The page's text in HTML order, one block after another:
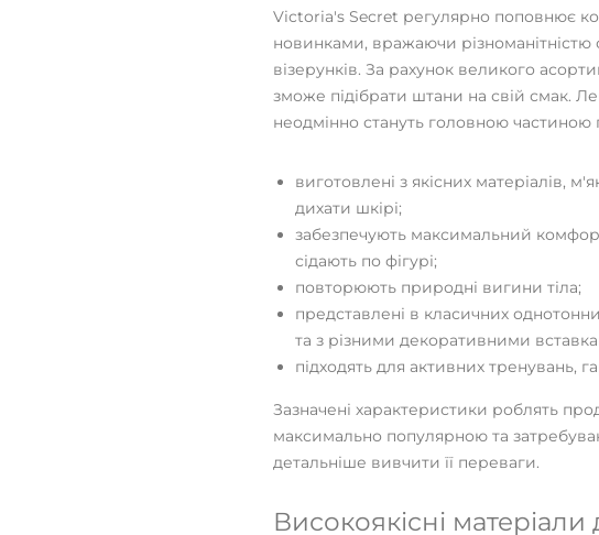
Victoria's Secret регулярно поповнює
новинками, вражаючи різноманітністю
візерунків. За рахунок великого
зможе підібрати штани на свій смак.
неодмінно стануть головною частиною
виготовлені з якісних матеріалів,
дихати шкірі;
забезпечують максимальний
сідають по фігурі;
повторюють природні вигини тіла;
представлені в класичних
та з різними декоративними
підходять для активних тренувань,
Зазначені характеристики роблять
максимально популярною та
детальніше вивчити її переваги.
Високоякісні